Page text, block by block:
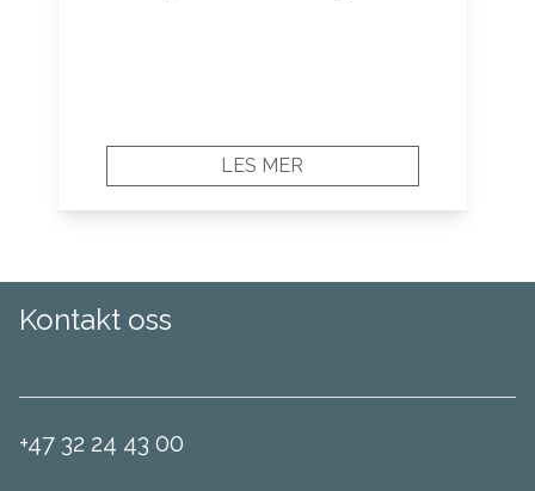
LES MER
Kontakt oss
+47 32 24 43 00